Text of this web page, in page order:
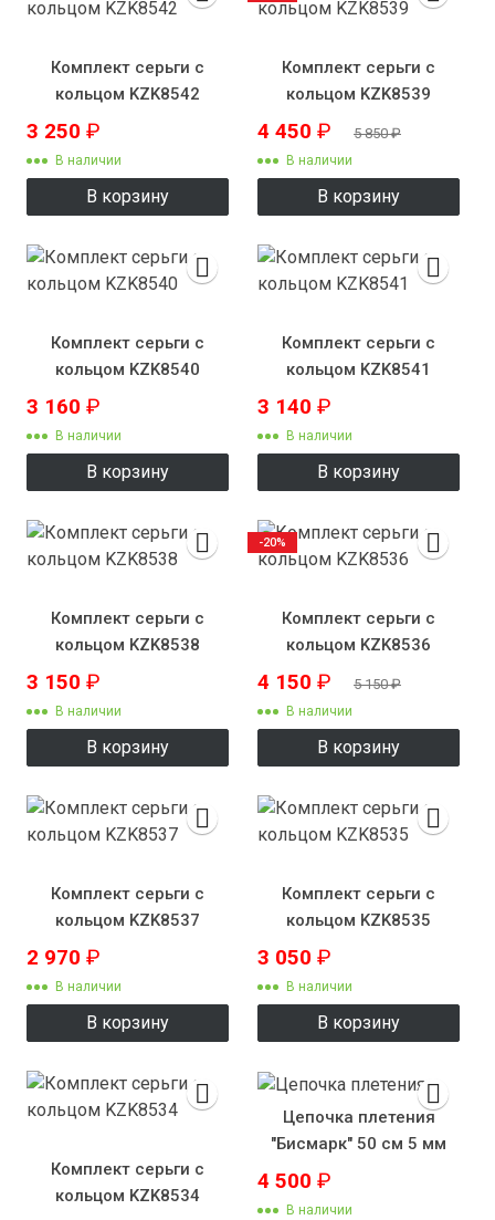
Комплект серьги с
кольцом KZK8542
3 250 ₽
В наличии
В корзину
Комплект серьги с
кольцом KZK8539
4 450 ₽ 5 850₽
В наличии
В корзину
Комплект серьги с
кольцом KZK8540
3 160 ₽
В наличии
В корзину
Комплект серьги с
кольцом KZK8541
3 140 ₽
В наличии
В корзину
Комплект серьги с
кольцом KZK8538
3 150 ₽
В наличии
В корзину
Комплект серьги с
кольцом KZK8536
4 150 ₽ 5 150₽
В наличии
В корзину
-20%
Комплект серьги с
кольцом KZK8537
2 970 ₽
В наличии
В корзину
Комплект серьги с
кольцом KZK8535
3 050 ₽
В наличии
В корзину
Комплект серьги с
кольцом KZK8534
Цепочка плетения
"Бисмарк" 50 см 5 мм
4 500 ₽
В наличии